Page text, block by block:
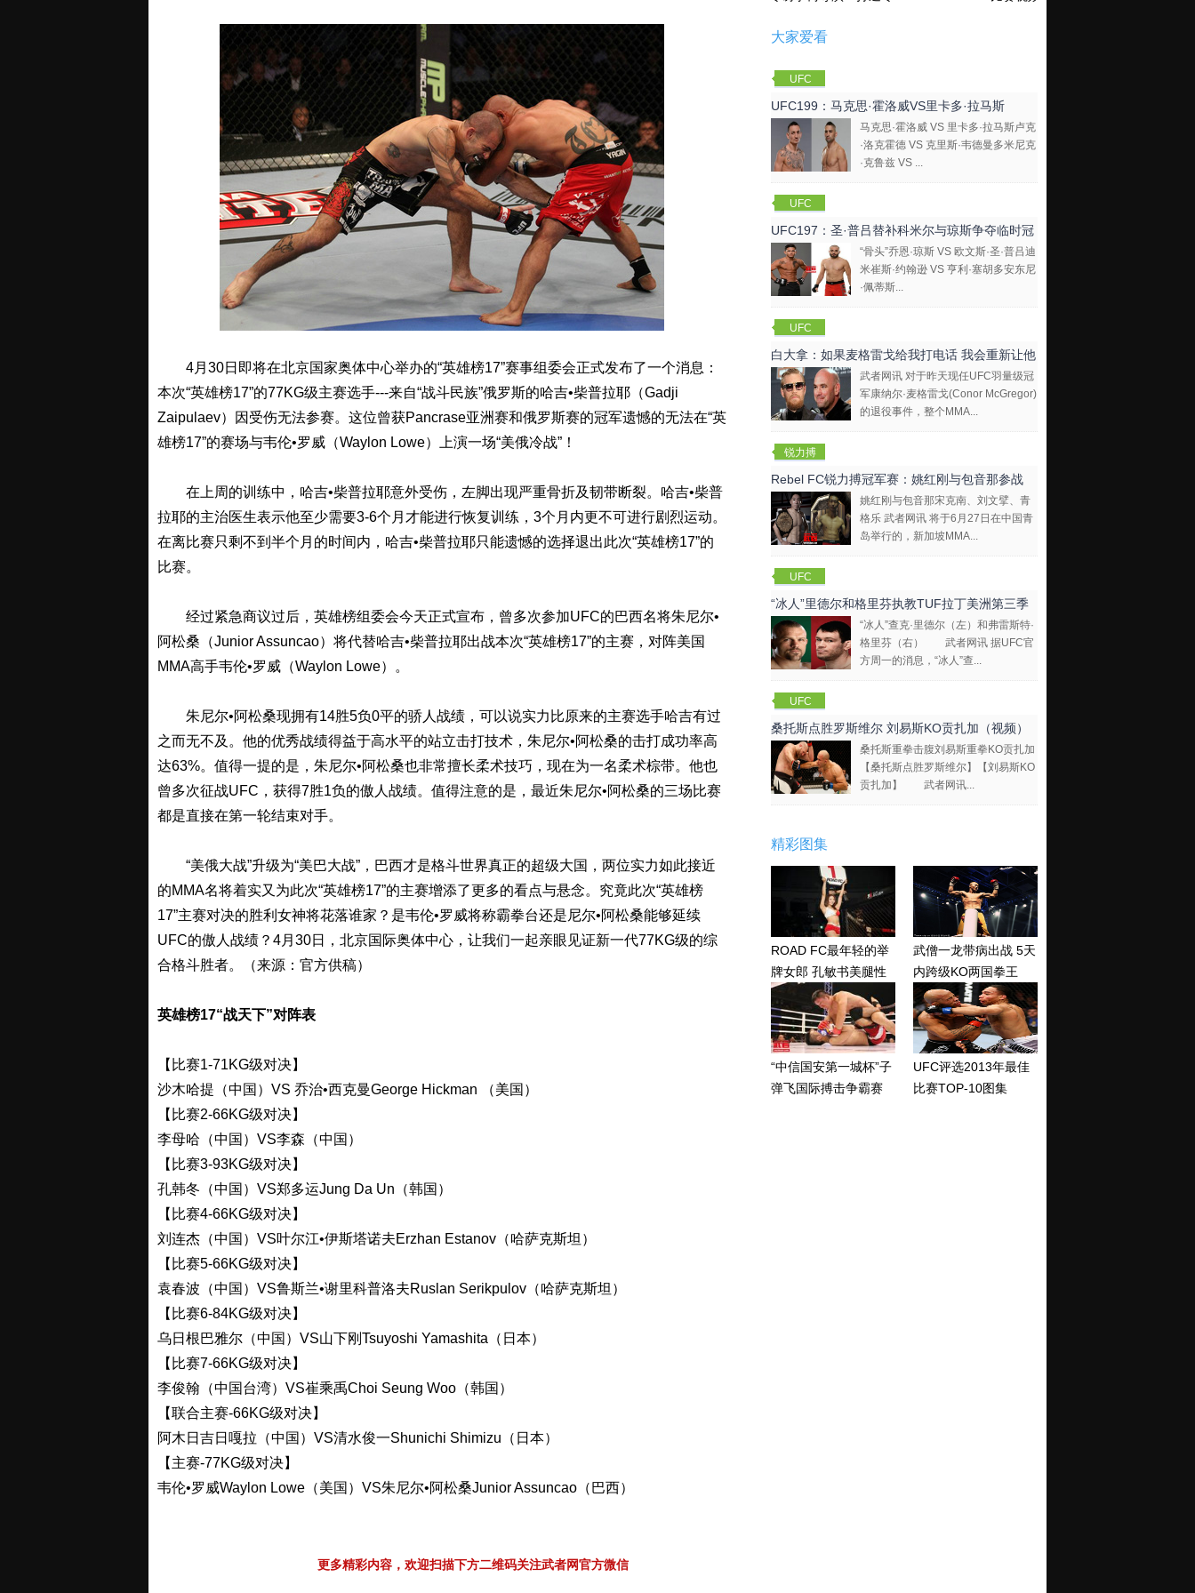
4月30日即将在北京国家奥体中心举办的“英雄榜17”赛事组委会正式发布了一个消息：
本次“英雄榜17”的77KG级主赛选手---来自“战斗民族”俄罗斯的哈吉•柴普拉耶（Gadji
Zaipulaev）因受伤无法参赛。这位曾获Pancrase亚洲赛和俄罗斯赛的冠军遗憾的无法在“英
雄榜17”的赛场与韦伦•罗威（Waylon Lowe）上演一场“美俄冷战”！
在上周的训练中，哈吉•柴普拉耶意外受伤，左脚出现严重骨折及韧带断裂。哈吉•柴普
拉耶的主治医生表示他至少需要3-6个月才能进行恢复训练，3个月内更不可进行剧烈运动。
在离比赛只剩不到半个月的时间内，哈吉•柴普拉耶只能遗憾的选择退出此次“英雄榜17”的
比赛。
经过紧急商议过后，英雄榜组委会今天正式宣布，曾多次参加UFC的巴西名将朱尼尔•
阿松桑（Junior Assuncao）将代替哈吉•柴普拉耶出战本次“英雄榜17”的主赛，对阵美国
MMA高手韦伦•罗威（Waylon Lowe）。
朱尼尔•阿松桑现拥有14胜5负0平的骄人战绩，可以说实力比原来的主赛选手哈吉有过
之而无不及。他的优秀战绩得益于高水平的站立击打技术，朱尼尔•阿松桑的击打成功率高
达63%。值得一提的是，朱尼尔•阿松桑也非常擅长柔术技巧，现在为一名柔术棕带。他也
曾多次征战UFC，获得7胜1负的傲人战绩。值得注意的是，最近朱尼尔•阿松桑的三场比赛
都是直接在第一轮结束对手。
“美俄大战”升级为“美巴大战”，巴西才是格斗世界真正的超级大国，两位实力如此接近
的MMA名将着实又为此次“英雄榜17”的主赛增添了更多的看点与悬念。究竟此次“英雄榜
17”主赛对决的胜利女神将花落谁家？是韦伦•罗威将称霸拳台还是尼尔•阿松桑能够延续
UFC的傲人战绩？4月30日，北京国际奥体中心，让我们一起亲眼见证新一代77KG级的综
合格斗胜者。（来源：官方供稿）
英雄榜17“战天下”对阵表
【比赛1-71KG级对决】
沙木哈提（中国）VS 乔治•西克曼George Hickman （美国）
【比赛2-66KG级对决】
李母哈（中国）VS李森（中国）
【比赛3-93KG级对决】
孔韩冬（中国）VS郑多运Jung Da Un（韩国）
【比赛4-66KG级对决】
刘连杰（中国）VS叶尔江•伊斯塔诺夫Erzhan Estanov（哈萨克斯坦）
【比赛5-66KG级对决】
袁春波（中国）VS鲁斯兰•谢里科普洛夫Ruslan Serikpulov（哈萨克斯坦）
【比赛6-84KG级对决】
乌日根巴雅尔（中国）VS山下刚Tsuyoshi Yamashita（日本）
【比赛7-66KG级对决】
李俊翰（中国台湾）VS崔乘禹Choi Seung Woo（韩国）
【联合主赛-66KG级对决】
阿木日吉日嘎拉（中国）VS清水俊一Shunichi Shimizu（日本）
【主赛-77KG级对决】
韦伦•罗威Waylon Lowe（美国）VS朱尼尔•阿松桑Junior Assuncao（巴西）
更多精彩内容，欢迎扫描下方二维码关注武者网官方微信
大家爱看
UFC
UFC199：马克思·霍洛威VS里卡多·拉马斯
马克思·霍洛威 VS 里卡多·拉马斯卢克
·洛克霍德 VS 克里斯·韦德曼多米尼克
·克鲁兹 VS ...
UFC
UFC197：圣·普吕替补科米尔与琼斯争夺临时冠
军
“骨头”乔恩·琼斯 VS 欧文斯·圣·普吕迪
米崔斯·约翰逊 VS 亨利·塞胡多安东尼
·佩蒂斯...
UFC
白大拿：如果麦格雷戈给我打电话 我会重新让他
回来比赛
武者网讯 对于昨天现任UFC羽量级冠
军康纳尔·麦格雷戈(Conor McGregor)
的退役事件，整个MMA...
锐力搏
Rebel FC锐力搏冠军赛：姚红刚与包音那参战
姚红刚与包音那宋克南、刘文擘、青
格乐 武者网讯 将于6月27日在中国青
岛举行的，新加坡MMA...
UFC
“冰人”里德尔和格里芬执教TUF拉丁美洲第三季
“冰人”查克·里德尔（左）和弗雷斯特·
格里芬（右） 武者网讯 据UFC官
方周一的消息，“冰人”查...
UFC
桑托斯点胜罗斯维尔 刘易斯KO贡扎加（视频）
桑托斯重拳击腹刘易斯重拳KO贡扎加
【桑托斯点胜罗斯维尔】【刘易斯KO
贡扎加】 武者网讯...
精彩图集
ROAD FC最年轻的举
牌女郎 孔敏书美腿性
感眼神清纯
武僧一龙带病出战 5天
内跨级KO两国拳王
“中信国安第一城杯”子
弹飞国际搏击争霸赛
UFC评选2013年最佳
比赛TOP-10图集